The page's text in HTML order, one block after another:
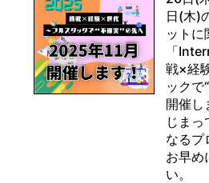
日(木)
ットに
「
戦×経
ックで
開催し
じまっ
なるプ
お早め
い。